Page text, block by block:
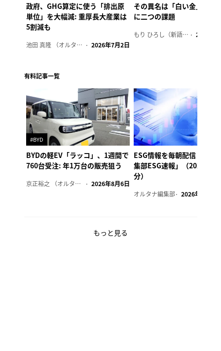
政府、GHG算定に使う「排出原
単位」を大幅減: 重厚長大産業は
5割減も
池田 真隆 （オルタナ輪番編集長） 2026年7月2日
その異名は「白い金」、リ
に二つの課題
もり ひろし（新語ウォッチャー） 2023年7
有料記事一覧
#BYD
BYDの軽EV「ラッコ」、1週間で
760台受注: 年1万台の販売狙う
京正裕之 （オルタナ副編集長） 2026年8月6日
ESG情報を毎朝配信「オル
集部ESG速報」（2026年8
分）
オルタナ編集部 2026年8月6日
もっと見る